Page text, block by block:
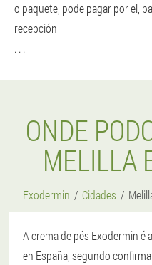
o paquete, pode pagar por el,
recepción
. . .
ONDE
MELILLA
Exodermin Cidades
A crema de pés Exodermin é
en España, segundo